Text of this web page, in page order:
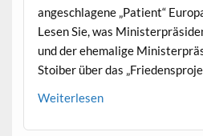
angeschla­gene „Patient“
Lesen Sie, was
und der ehe­ma­lige
Stoiber über das
Weit­er­lesen